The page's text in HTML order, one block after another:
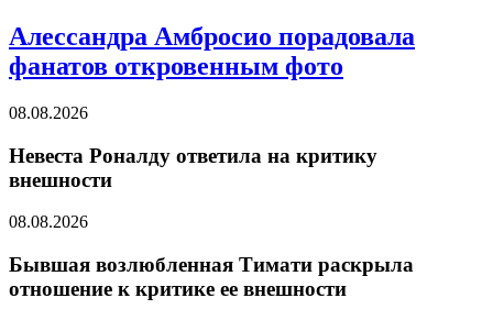
Алессандра Амбросио порадовала
фанатов откровенным фото
08.08.2026
Невеста Роналду ответила на критику
внешности
08.08.2026
Бывшая возлюбленная Тимати раскрыла
отношение к критике ее внешности